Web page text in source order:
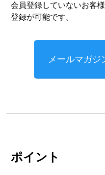
会員登録していないお客
登録が可能です。
メールマガジ
ポイント